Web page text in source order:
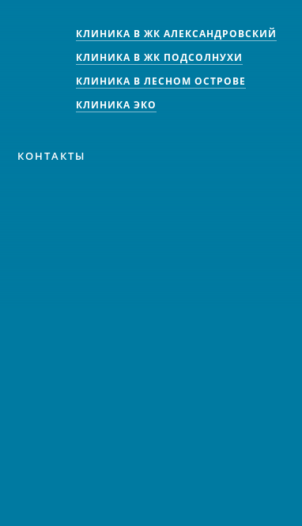
КЛИНИКА В ЖК АЛЕКСАНДРОВСКИЙ
КЛИНИКА В ЖК ПОДСОЛНУХИ
КЛИНИКА В ЛЕСНОМ ОСТРОВЕ
КЛИНИКА ЭКО
КОНТАКТЫ